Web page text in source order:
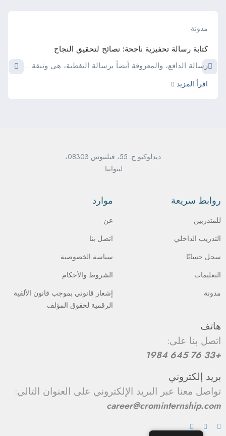
مدونة
كتابة رسالة تحفيزية ناجحة: نصائح لتحقيق النجاح
رسالة الدافع، والمعروفة أيضاً برسالة التغطية، هي وثيقة ...
اقرأ المزيد
ديدلوكيو ج. 55، فيلنيوس 08303،
ليتوانيا.
روابط سريعة
للمتدربين
التدريب الداخلي
سجل حسابًا
التعليمات
مدونة
موارد
عن
اتصل بنا
سياسة الخصوصية
الشروط والأحكام
إشعار قانوني بموجب قانون الألفية
الرقمية لحقوق المؤلف
هاتف
اتصل بنا على:
+33 76 645 1984
بريد إلكتروني
تواصل معنا عبر البريد الإلكتروني على العنوان التالي:
career@crominternship.com